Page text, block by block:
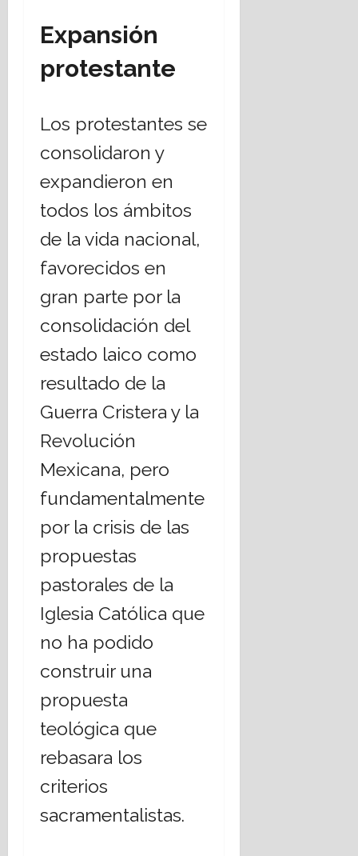
Expansión
protestante
Los protestantes se
consolidaron y
expandieron en
todos los ámbitos
de la vida nacional,
favorecidos en
gran parte por la
consolidación del
estado laico como
resultado de la
Guerra Cristera y la
Revolución
Mexicana, pero
fundamentalmente
por la crisis de las
propuestas
pastorales de la
Iglesia Católica que
no ha podido
construir una
propuesta
teológica que
rebasara los
criterios
sacramentalistas.